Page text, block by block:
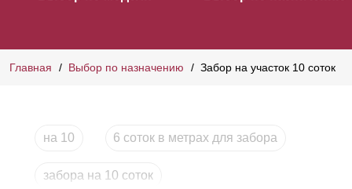
Главная Выбор по назначению Забор на участок 10 соток
на 10 6 соток в метрах для забора
забора на 10 соток